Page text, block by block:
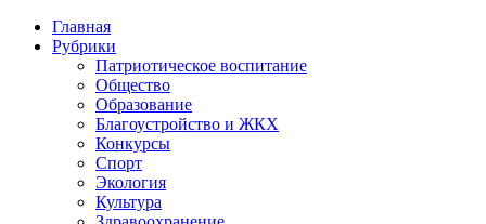
Главная
Рубрики
Патриотическое воспитание
Общество
Образование
Благоустройство и ЖКХ
Конкурсы
Спорт
Экология
Культура